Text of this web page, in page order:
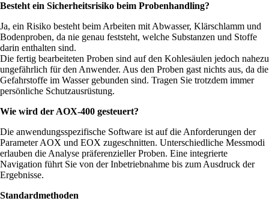
Besteht ein Sicherheitsrisiko beim Probenhandling?
Ja, ein Risiko besteht beim Arbeiten mit Abwasser, Klärschlamm und
Bodenproben, da nie genau feststeht, welche Substanzen und Stoffe
darin enthalten sind.
Die fertig bearbeiteten Proben sind auf den Kohlesäulen jedoch nahezu
ungefährlich für den Anwender. Aus den Proben gast nichts aus, da die
Gefahrstoffe im Wasser gebunden sind. Tragen Sie trotzdem immer
persönliche Schutzausrüstung.
Wie wird der AOX-400 gesteuert?
Die anwendungsspezifische Software ist auf die Anforderungen der
Parameter AOX und EOX zugeschnitten. Unterschiedliche Messmodi
erlauben die Analyse präferenzieller Proben. Eine integrierte
Navigation führt Sie von der Inbetriebnahme bis zum Ausdruck der
Ergebnisse.
Standardmethoden